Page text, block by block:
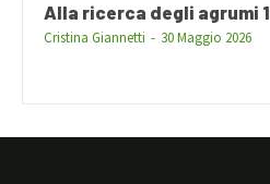
Alla ricerca degli agrumi 1
Cristina Giannetti - 30 Maggio 2026